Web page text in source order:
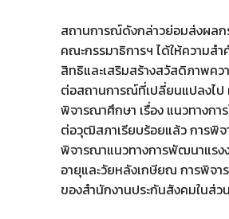
สถานการณ์ดังกล่าวย่อมส่งผลก
คณะกรรมาธิการฯ ได้ให้ความ
สิทธิและเสริมสร้างสวัสดิภาพค
ต่อสถานการณ์ที่เปลี่ยนแปลงไป
พิจารณาศึกษา เรื่อง แนวทางกา
ต่อวุฒิสภาเรียบร้อยแล้ว การพิ
พิจารณาแนวทางการพัฒนาแรง
อายุและวัยหลังเกษียณ การพิจา
ของสำนักงานประกันสังคมในส่